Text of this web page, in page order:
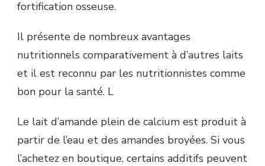
fortification osseuse.
Il présente de nombreux avantages
nutritionnels comparativement à d’autres laits
et il est reconnu par les nutritionnistes comme
bon pour la santé. L
Le lait d’amande plein de calcium est produit à
partir de l’eau et des amandes broyées. Si vous
l’achetez en boutique, certains additifs peuvent